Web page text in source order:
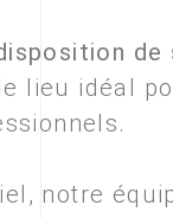
de
lieu idéal
notre